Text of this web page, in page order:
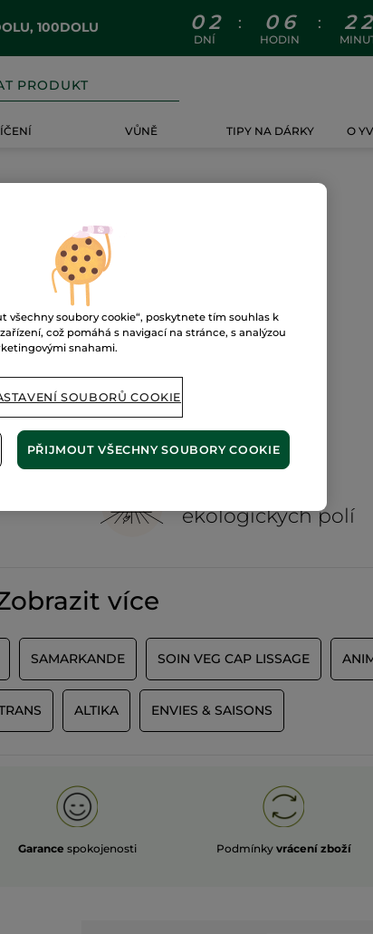
100DOLU 0 2
DNÍ
: 0 6
HODIN
: 2 2
VŮNĚ TIPY NA DÁRKY O
ekologických polí
více
SAMARKANDE SOIN VEG CAP LISSAGE
ALTIKA ENVIES & SAISONS
Garance spokojenosti Podmínky vrácení zboží
všechny soubory cookie“, poskytnete tím souhlas k
což pomáhá s navigací na stránce, s analýzou
snahami.
SOUBORŮ COOKIE
PŘIJMOUT VŠECHNY SOUBORY COOKIE